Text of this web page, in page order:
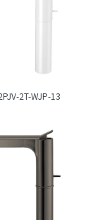
2T-WJP-13